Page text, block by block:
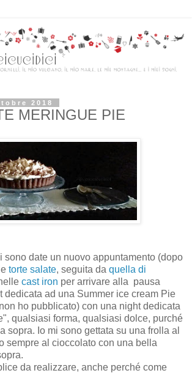
2018
MERINGUE PIE
date un nuovo appuntamento (dopo
torte salate, seguita da quella di
cast iron per arrivare alla pausa
dedicata ad una Summer ice cream Pie
ho pubblicato) con una night dedicata
qualsiasi forma, qualsiasi dolce, purché
sopra. Io mi sono gettata su una frolla al
sempre al cioccolato con una bella
da realizzare, anche perché come